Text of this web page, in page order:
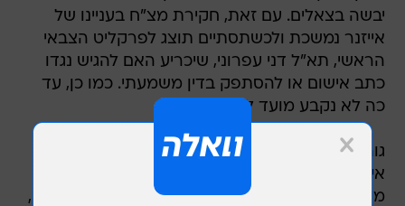
יבשה בצאלים. עם זאת, חקירת מצ"ח בעניינו של
אייזנר נמשכת ולכשתסתיים תוצג לפרקליט הצבאי
הראשי, תא"ל דני עפרוני, שיכריע האם להגיש נגדו
כתב אישום או להסתפק בדין משמעתי. כמו כן, עד
כה לא נקבע מועד למינוי.
גורם צבאי אישר את הפרטים והסביר כי "סא"ל
אייזנר משרת בצה"ל ולאחר שהוחלט להדיח אותו
מתפקיד סגן מפקד בה"ד 1 בשל כשל ערכי ומקצועי,